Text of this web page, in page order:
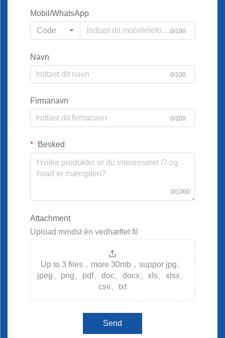
Mobil/WhatsApp
Code
0/100
Navn
0/100
Firmanavn
0/200
Besked
0/1000
Attachment
Upload mindst én vedhæftet fil
Up to 3 files，more 30mb，suppor jpg、
jpeg、png、pdf、doc、docx、xls、xlsx、
csv、txt
Send